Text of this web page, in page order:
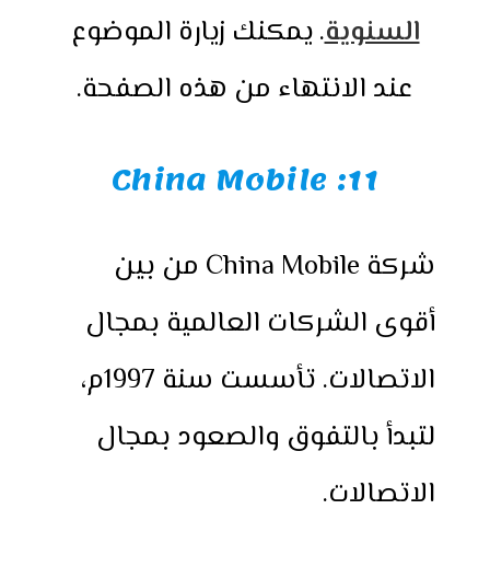
السنوية. يمكنك زيارة الموضوع
عند الانتهاء من هذه الصفحة.
11: China Mobile
شركة China Mobile من بين
أقوى الشركات العالمية بمجال
الاتصالات. تأسست سنة 1997م،
لتبدأ بالتفوق والصعود بمجال
الاتصالات.